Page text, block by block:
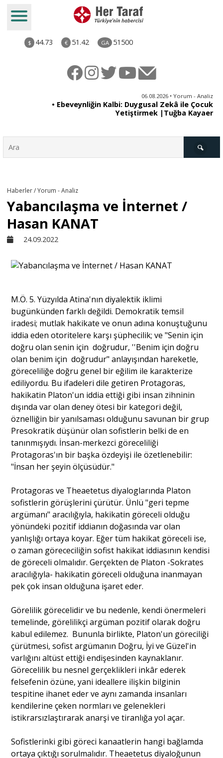
$ 44.73 € 51.42 GA 51500
06.08.2026 • Yorum - Analiz
• Ebeveynliğin Kalbi: Duygusal Zekâ ile Çocuk
Yetiştirmek |Tuğba Kayaer
Ekonomi
Dünya
Yorum - Analiz
Söyleşi
Yazı Dizisi
Yazarlar
Eğitim
Dosya Haber
Ankara Analiz
Sağlık
Haberler / Yorum - Analiz
Yabancılaşma ve İnternet /
Hasan KANAT
24.09.2022
M.Ö. 5. Yüzyılda Atina'nın diyalektik iklimi
bugünkünden farklı değildi. Demokratik temsil
iradesi; mutlak hakikate ve onun adına konuştuğunu
iddia eden otoritelere karşı şüphecilik; ve "Senin için
doğru olan senin için doğrudur, ''Benim için doğru
olan benim için doğrudur" anlayışından hareketle,
göreceliliğe doğru genel bir eğilim ile karakterize
ediliyordu. Bu ifadeleri dile getiren Protagoras,
hakikatin Platon'un iddia ettiği gibi insan zihninin
dışında var olan deney ötesi bir kategori değil,
öznelliğin bir yanılsaması olduğunu savunan bir grup
Presokratik düşünür olan sofistlerin belki de en
tanınmışıydı. İnsan-merkezci göreceliliği
Protagoras'ın bir başka özdeyişi ile özetlenebilir:
"İnsan her şeyin ölçüsüdür."
Protagoras ve Theaetetus diyaloglarında Platon
sofistlerin görüşlerini çürütür. Ünlü "geri tepme
argümanı" aracılığıyla, hakikatin göreceli olduğu
yönündeki pozitif iddianın doğasında var olan
yanlışlığı ortaya koyar. Eğer tüm hakikat göreceli ise,
o zaman görececiliğin sofist hakikat iddiasının kendisi
de göreceli olmalıdır. Gerçekten de Platon -Sokrates
aracılığıyla- hakikatin göreceli olduğuna inanmayan
pek çok insan olduğuna işaret eder.
Görelilik görecelidir ve bu nedenle, kendi önermeleri
temelinde, görelilikçi argüman pozitif olarak doğru
kabul edilemez. Bununla birlikte, Platon'un göreciliği
çürütmesi, sofist argümanın Doğru, İyi ve Güzel'in
varlığını altüst ettiği endişesinden kaynaklanır.
Görecelilik bu nesnel gerçeklikleri inkâr ederek
felsefenin özüne, yani ideallere ilişkin bilginin
tespitine ihanet eder ve aynı zamanda insanları
kendilerine çeken normları ve gelenekleri
istikrarsızlaştırarak anarşi ve tiranlığa yol açar.
Sofistlerinki gibi göreci kanaatlerin hangi bağlamda
ortaya çıktığı sorulmalıdır. Theaetetus diyaloğunun